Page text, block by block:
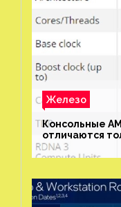
Железо
Консольные
отличаются